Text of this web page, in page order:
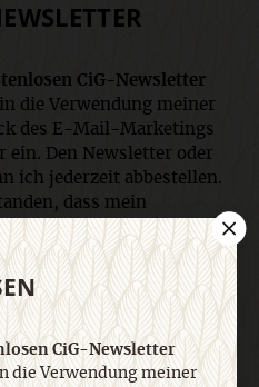
CiG-Newsletter
die Verwendung meiner
des E-Mail-Marketings
ein. Den Newsletter oder
ich jederzeit abbestellen.
dass mein
Nutzungsverhalten in
Werbung erfasst und
Inhalte besser auf meine
Über einen Link in
kann ich diese Funktion
Weiterführende
Sie in unseren
CiG-Newsletter
die Verwendung meiner